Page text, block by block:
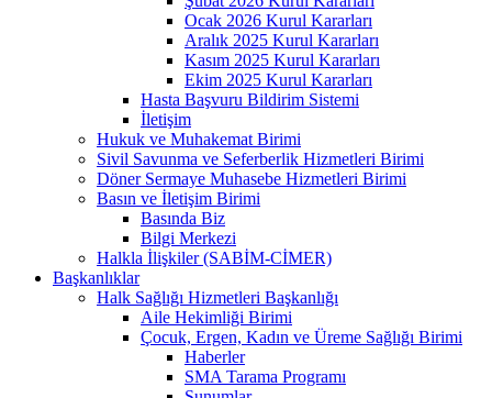
Ocak 2026 Kurul Kararları
Aralık 2025 Kurul Kararları
Kasım 2025 Kurul Kararları
Ekim 2025 Kurul Kararları
Hasta Başvuru Bildirim Sistemi
İletişim
Hukuk ve Muhakemat Birimi
Sivil Savunma ve Seferberlik Hizmetleri Birimi
Döner Sermaye Muhasebe Hizmetleri Birimi
Basın ve İletişim Birimi
Basında Biz
Bilgi Merkezi
Halkla İlişkiler (SABİM-CİMER)
Başkanlıklar
Halk Sağlığı Hizmetleri Başkanlığı
Aile Hekimliği Birimi
Çocuk, Ergen, Kadın ve Üreme Sağlığı Birimi
Haberler
SMA Tarama Programı